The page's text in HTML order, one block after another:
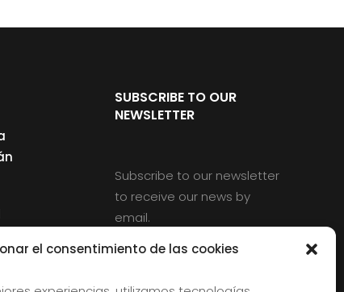
el consentimiento de las cookies
SUBSCRIBE TO OUR
NEWSLETTER
Subscribe to our newsletter
to receive our news by
email.